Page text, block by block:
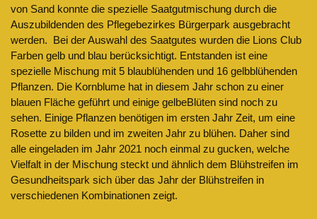
von Sand konnte die spezielle Saatgutmischung durch die
Auszubildenden des Pflegebezirkes Bürgerpark ausgebracht
werden. Bei der Auswahl des Saatgutes wurden die Lions Club
Farben gelb und blau berücksichtigt. Entstanden ist eine
spezielle Mischung mit 5 blaublühenden und 16 gelbblühenden
Pflanzen. Die Kornblume hat in diesem Jahr schon zu einer
blauen Fläche geführt und einige gelbeBlüten sind noch zu
sehen. Einige Pflanzen benötigen im ersten Jahr Zeit, um eine
Rosette zu bilden und im zweiten Jahr zu blühen. Daher sind
alle eingeladen im Jahr 2021 noch einmal zu gucken, welche
Vielfalt in der Mischung steckt und ähnlich dem Blühstreifen im
Gesundheitspark sich über das Jahr der Blühstreifen in
verschiedenen Kombinationen zeigt.